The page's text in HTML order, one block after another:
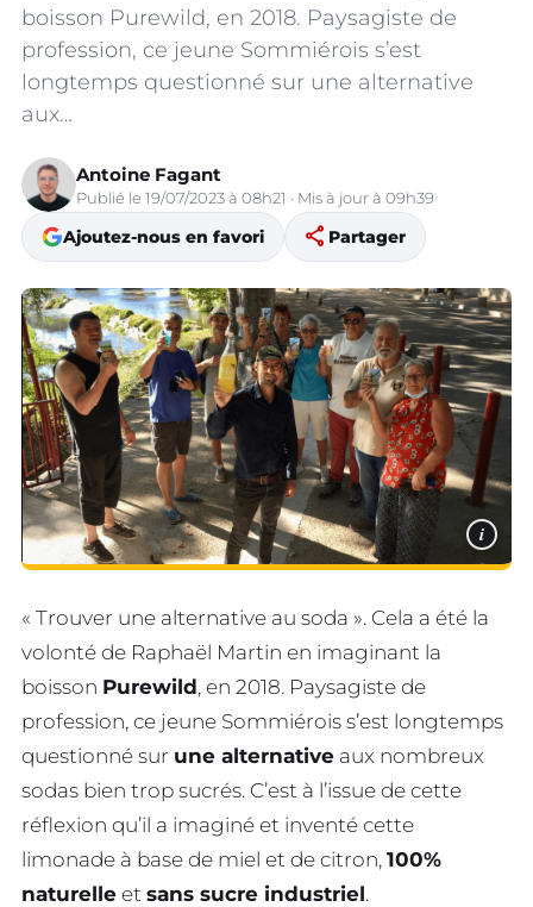
boisson Purewild, en 2018. Paysagiste de
profession, ce jeune Sommiérois s’est
longtemps questionné sur une alternative
aux…
Antoine Fagant
Publié le 19/07/2023 à 08h21 · Mis à jour à 09h39
Ajoutez-nous en favori share Partager
i
« Trouver une alternative au soda ». Cela a été la
volonté de Raphaël Martin en imaginant la
boisson Purewild, en 2018. Paysagiste de
profession, ce jeune Sommiérois s’est longtemps
questionné sur une alternative aux nombreux
sodas bien trop sucrés. C’est à l’issue de cette
réflexion qu’il a imaginé et inventé cette
limonade à base de miel et de citron, 100%
naturelle et sans sucre industriel.